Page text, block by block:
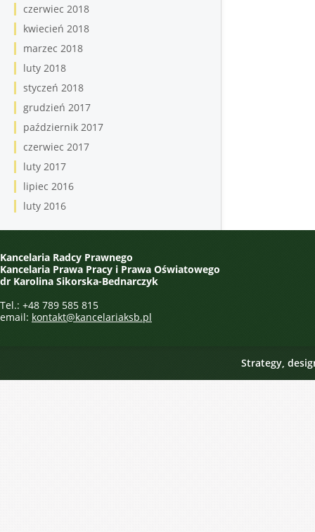
czerwiec 2018
kwiecień 2018
marzec 2018
luty 2018
styczeń 2018
grudzień 2017
październik 2017
czerwiec 2017
luty 2017
lipiec 2016
luty 2016
Kancelaria Radcy Prawnego
Kancelaria Prawa Pracy i Prawa Oświatowego
dr Karolina Sikorska-Bednarczyk
Tel.: +48 789 585 815
email: kontakt@kancelariaksb.pl
Strategy,